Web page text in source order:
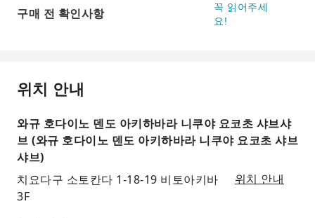
구매 전 확인사항
꼭 읽어주세
요!
위치 안내
와규 호다이노 덴도 아키하바라 니쿠야 요코초 샤브샤
브 (와규 호다이노 덴도 아키하바라 니쿠야 요코초 샤브
샤브)
치요다구 소토칸다 1-18-19 비토아키바
3F
위치 안내